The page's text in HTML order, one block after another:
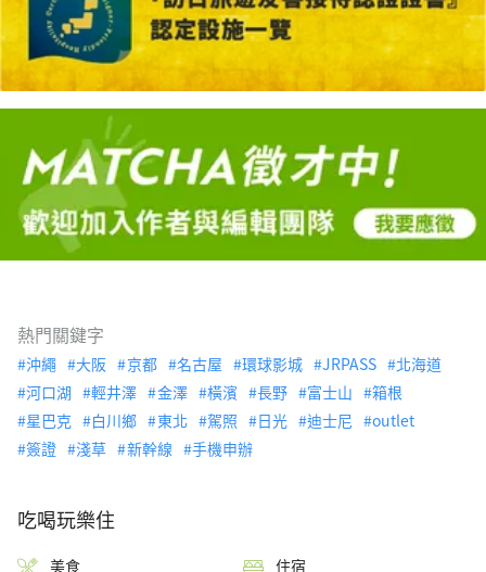
熱門關鍵字
沖繩 大阪 京都 名古屋 環球影城 JRPASS
北海道
河口湖
輕井澤 金澤 橫濱 長野 富士山
箱根
星巴克
白川鄉 東北 駕照 日光 迪士尼
outlet
簽證
淺草 新幹線 手機申辦
吃喝玩樂住
美食 住宿